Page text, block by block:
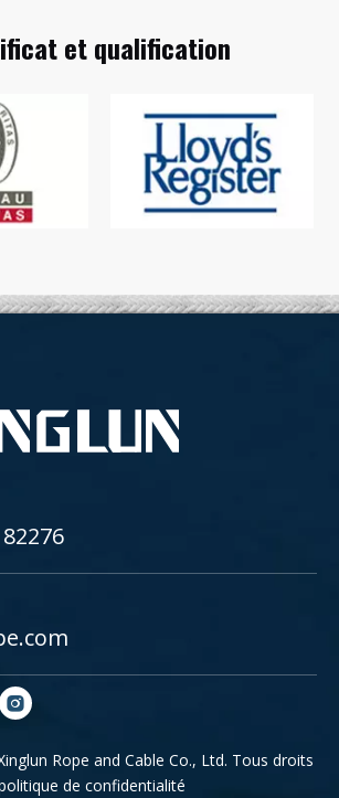
et qualification
Rope and Cable Co., Ltd. Tous droits
de confidentialité